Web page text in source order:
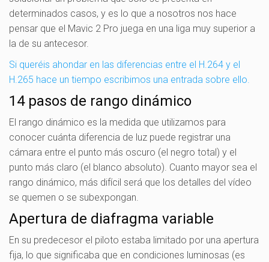
determinados casos, y es lo que a nosotros nos hace
pensar que el Mavic 2 Pro juega en una liga muy superior a
la de su antecesor.
Si queréis ahondar en las diferencias entre el H.264 y el
H.265 hace un tiempo escribimos una entrada sobre ello.
14 pasos de rango dinámico
El rango dinámico es la medida que utilizamos para
conocer cuánta diferencia de luz puede registrar una
cámara entre el punto más oscuro (el negro total) y el
punto más claro (el blanco absoluto). Cuanto mayor sea el
rango dinámico, más difícil será que los detalles del vídeo
se quemen o se subexpongan.
Apertura de diafragma variable
En su predecesor el piloto estaba limitado por una apertura
fija, lo que significaba que en condiciones luminosas (es